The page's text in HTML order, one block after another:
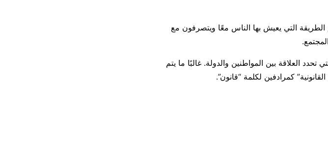
الطريقة التي يعيش بها الناس معًا ويتصرفون مع
تحدد العلاقة بين المواطنين والدولة. غالبًا ما يتم
كمرادفين لكلمة “قانون”.